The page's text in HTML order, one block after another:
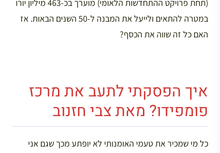
(תחת פרויקט ההתחדשות הלאומי) מוערך בכ-463 מיליון יורו
במטרה להתאים ולייעל את המבנה ל-50 השנים הבאות. אז
האם כל זה שווה את הכסף?
איך הפסקתי לתעב את מרכז
פומפידו? מאת צבי חזנוב
כל מי שמכיר את טעמי האומנותי לא יופתע מכך שגם אני